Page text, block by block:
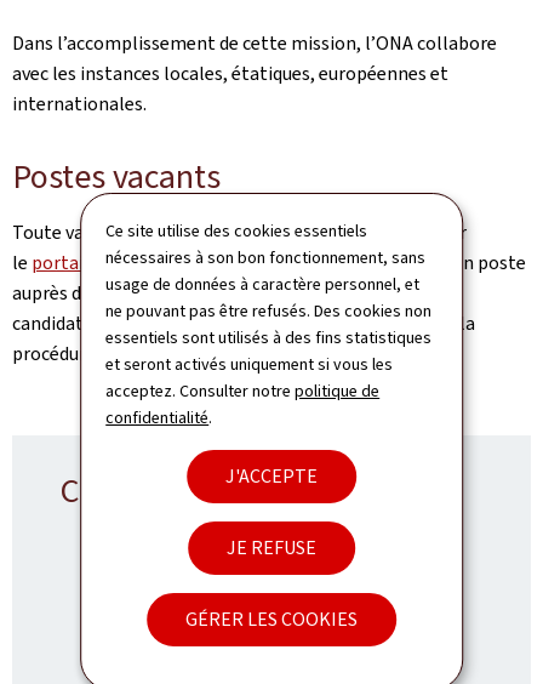
Ce site utilise des cookies essentiels
nécessaires à son bon fonctionnement, sans
usage de données à caractère personnel, et
ne pouvant pas être refusés. Des cookies non
essentiels sont utilisés à des fins statistiques
et seront activés uniquement si vous les
acceptez. Consulter notrepolitique de
confidentialité.
J'ACCEPTE
JE REFUSE
GÉRER LES COOKIES
Dans l’accomplissement de cette mission, l’ONA collabore
avec les instances locales, étatiques, européennes et
internationales.
Postes vacants
Toute vacance de poste au sein de l'ONA est publiée sur
le portail GovJobs. Les personnes souhaitant briguer un poste
auprès de l'ONA, doivent impérativement déposer leur
candidature via le portail GovJobs qui les guidera dans la
procédure de dépôt de leur candidature.
Contact
Office national de l'accueil (ONA)
ADRESSE
5, rue Carlo Hemmer